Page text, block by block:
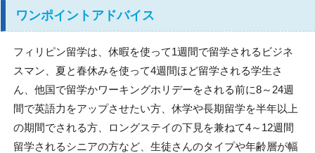
ワンポイントアドバイス
フィリピン留学は、休暇を使って1週間で留学されるビジネ
スマン、夏と春休みを使って4週間ほど留学される学生さ
ん、他国で留学かワーキングホリデーをされる前に8～24週
間で英語力をアップさせたい方、休学や長期留学を半年以上
の期間でされる方、ロングステイの下見を兼ねて4～12週間
留学されるシニアの方など、生徒さんのタイプや年齢層が幅